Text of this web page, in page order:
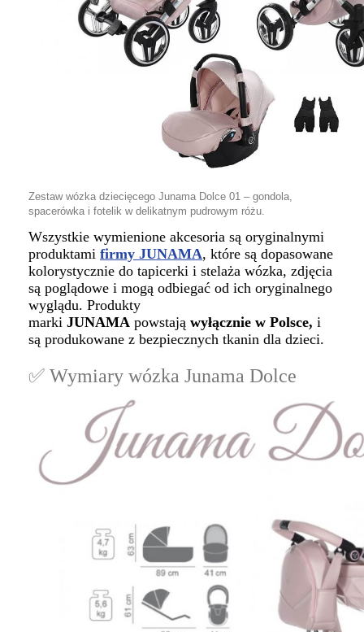
Zestaw wózka dziecięcego Junama Dolce 01 – gondola,
spacerówka i fotelik w delikatnym pudrowym różu.
Wszystkie wymienione akcesoria są oryginalnymi
produktami firmy JUNAMA, które są dopasowane
kolorystycznie do tapicerki i stelaża wózka, zdjęcia
są poglądowe i mogą odbiegać od ich oryginalnego
wyglądu. Produkty
marki JUNAMA powstają wyłącznie w Polsce, i
są produkowane z bezpiecznych tkanin dla dzieci.
✅ Wymiary wózka Junama Dolce